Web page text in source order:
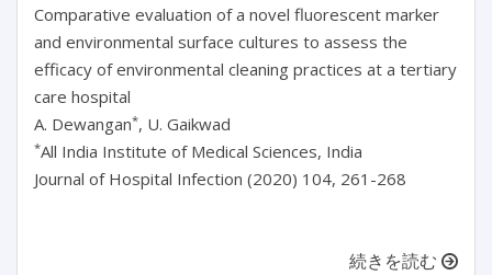
Comparative evaluation of a novel fluorescent marker
and environmental surface cultures to assess the
efficacy of environmental cleaning practices at a tertiary
care hospital
A. Dewangan*, U. Gaikwad
*All India Institute of Medical Sciences, India
Journal of Hospital Infection (2020) 104, 261-268
続きを読む